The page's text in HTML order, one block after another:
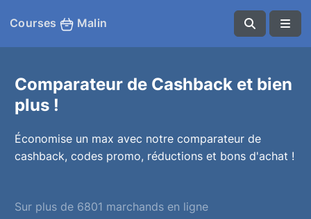
Courses Malin
Comparateur de Cashback et bien
plus !
Économise un max avec notre comparateur de
cashback, codes promo, réductions et bons d'achat !
Sur plus de 6801 marchands en ligne